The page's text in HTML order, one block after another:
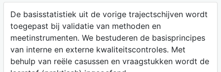
De basisstatistiek uit de vorige trajectschijven wordt
toegepast bij validatie van methoden en
meetinstrumenten. We bestuderen de basisprincipes
van interne en externe kwaliteitscontroles. Met
behulp van reële casussen en vraagstukken wordt de